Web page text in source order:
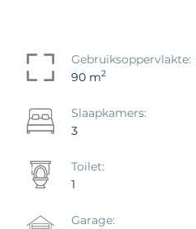
Gebruiksoppervlakte:
90 m2
Slaapkamers:
3
Toilet:
1
Garage: